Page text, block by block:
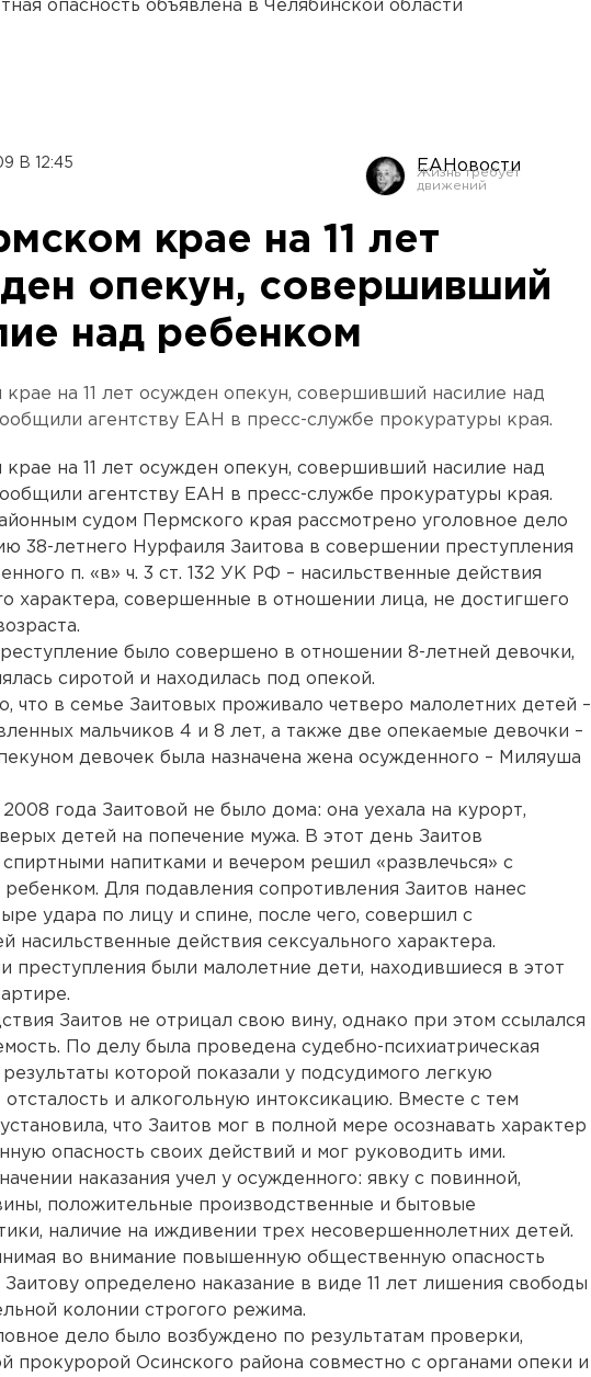
опасность объявлена в Челябинской области
В 12:45 ЕАНовости
крае на 11 лет
опекун, совершивший
над ребенком
на 11 лет осужден опекун, совершивший насилие над
агентству ЕАН в пресс-службе прокуратуры края.
на 11 лет осужден опекун, совершивший насилие над
агентству ЕАН в пресс-службе прокуратуры края.
судом Пермского края рассмотрено уголовное дело
38-летнего Нурфаиля Заитова в совершении преступления
п. «в» ч. 3 ст. 132 УК РФ – насильственные действия
характера, совершенные в отношении лица, не достигшего
было совершено в отношении 8-летней девочки,
сиротой и находилась под опекой.
что в семье Заитовых проживало четверо малолетних детей –
мальчиков 4 и 8 лет, а также две опекаемые девочки –
девочек была назначена жена осужденного – Миляуша
2008 года Заитовой не было дома: она уехала на курорт,
детей на попечение мужа. В этот день Заитов
напитками и вечером решил «развлечься» с
ребенком. Для подавления сопротивления Заитов нанес
удара по лицу и спине, после чего, совершил с
насильственные действия сексуального характера.
преступления были малолетние дети, находившиеся в этот
Заитов не отрицал свою вину, однако при этом ссылался
По делу была проведена судебно-психиатрическая
результаты которой показали у подсудимого легкую
и алкогольную интоксикацию. Вместе с тем
что Заитов мог в полной мере осознавать характер
опасность своих действий и мог руководить ими.
наказания учел у осужденного: явку с повинной,
положительные производственные и бытовые
наличие на иждивении трех несовершеннолетних детей.
во внимание повышенную общественную опасность
Заитову определено наказание в виде 11 лет лишения свободы
колонии строгого режима.
дело было возбуждено по результатам проверки,
прокуророй Осинского района совместно с органами опеки и